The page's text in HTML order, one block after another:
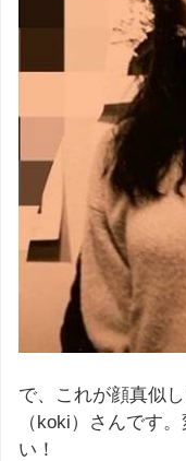
で、これが顔真似
（koki）さんです
い！